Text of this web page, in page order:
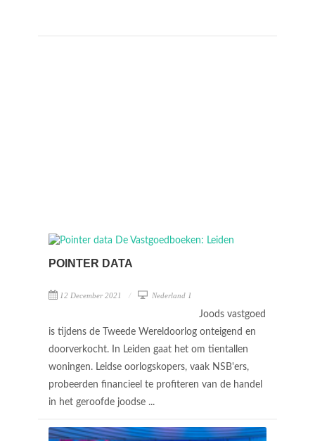
POINTER DATA
12 December 2021 Nederland 1
Joods vastgoed
is tijdens de Tweede Wereldoorlog onteigend en
doorverkocht. In Leiden gaat het om tientallen
woningen. Leidse oorlogskopers, vaak NSB'ers,
probeerden financieel te profiteren van de handel
in het geroofde joodse ...